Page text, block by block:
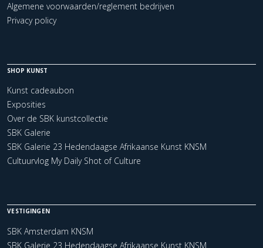
Algemene voorwaarden/reglement bedrijven
Privacy policy
SHOP KUNST
Kunst cadeaubon
Exposities
Over de SBK kunstcollectie
SBK Galerie
SBK Galerie 23 Hedendaagse Afrikaanse Kunst KNSM
Cultuurvlog My Daily Shot of Culture
VESTIGINGEN
SBK Amsterdam KNSM
SBK Galerie 23 Hedendaagse Afrikaanse Kunst KNSM